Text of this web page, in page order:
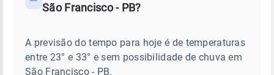
TEMPO
FRANCISCO
Perguntas
sobre
chuva
São Francisco - PB?
A previsão do tempo para hoje é de temperaturas
entre 23° e 33° e sem possibilidade de chuva em
São Francisco - PB.